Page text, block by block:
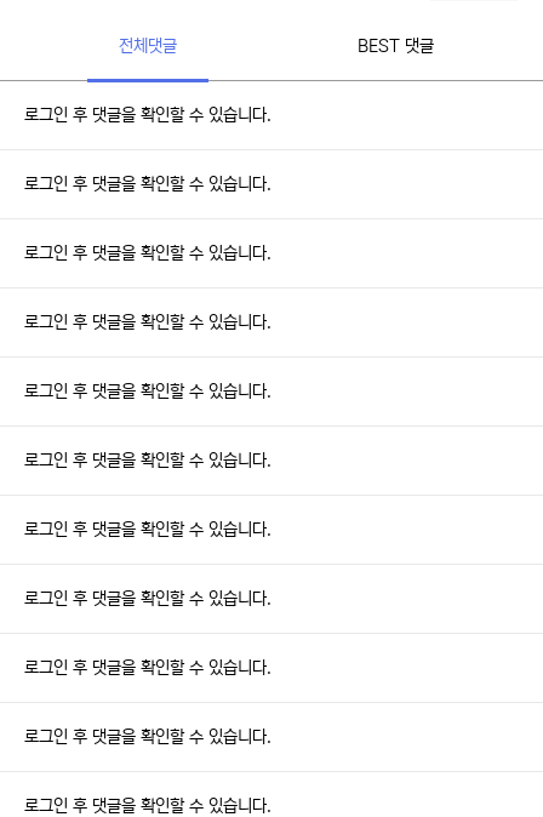
전체댓글 BEST 댓글
로그인 후 댓글을 확인할 수 있습니다.
로그인 후 댓글을 확인할 수 있습니다.
로그인 후 댓글을 확인할 수 있습니다.
로그인 후 댓글을 확인할 수 있습니다.
로그인 후 댓글을 확인할 수 있습니다.
로그인 후 댓글을 확인할 수 있습니다.
로그인 후 댓글을 확인할 수 있습니다.
로그인 후 댓글을 확인할 수 있습니다.
로그인 후 댓글을 확인할 수 있습니다.
로그인 후 댓글을 확인할 수 있습니다.
로그인 후 댓글을 확인할 수 있습니다.